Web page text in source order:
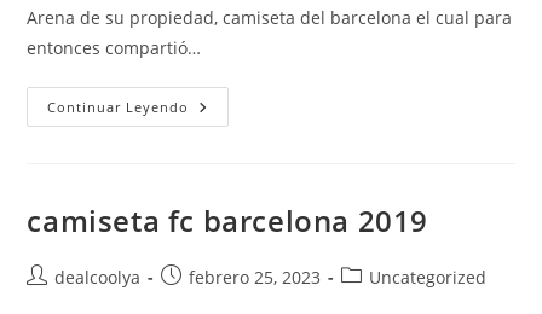
Arena de su propiedad, camiseta del barcelona el cual para
entonces compartió…
Continuar Leyendo Nueva
Camiseta
camiseta fc barcelona 2019
Autordealcoolya
Publicación
febrero 25, 2023
Categoría
Uncategorized